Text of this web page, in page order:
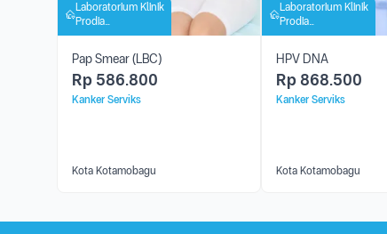
Laboratorium Klinik
Prodia
Kotamobagu
Pap Smear (LBC)
Rp 586.800
Kanker Serviks
Kota Kotamobagu
Laboratorium Klinik
Prodia
Kotamobagu
HPV DNA
Rp 868.500
Kanker Serviks
Kota Kotamobagu